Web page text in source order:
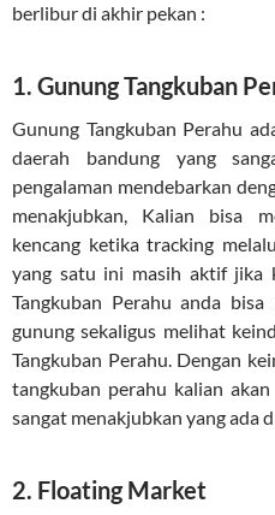
berlibur di akhir pekan :
1. Gunung Tangkuban
Gunung Tangkuban Perahu
daerah bandung yang
pengalaman mendebarkan
menakjubkan, Kalian bisa
kencang ketika tracking
yang satu ini masih aktif jika
Tangkuban Perahu anda
gunung sekaligus melihat
Tangkuban Perahu. Dengan
tangkuban perahu kalian
sangat menakjubkan yang ada
2. Floating Market